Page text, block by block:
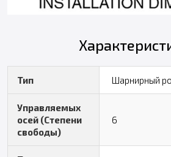
Тип Шарнирный
Управляемых
осей (Степени
свободы)
6